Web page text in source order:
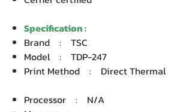
Specification :
Brand : TSC
Model : TDP-247
Print Method : Direct Thermal
Processor : N/A